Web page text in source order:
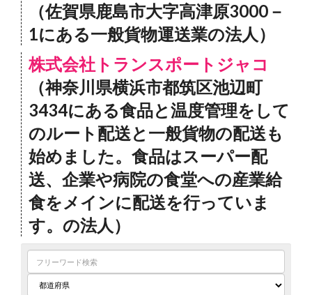
（佐賀県鹿島市大字高津原3000－
1にある一般貨物運送業の法人）
株式会社トランスポートジャコ
（神奈川県横浜市都筑区池辺町
3434にある食品と温度管理をして
のルート配送と一般貨物の配送も
始めました。食品はスーパー配
送、企業や病院の食堂への産業給
食をメインに配送を行っていま
す。の法人）